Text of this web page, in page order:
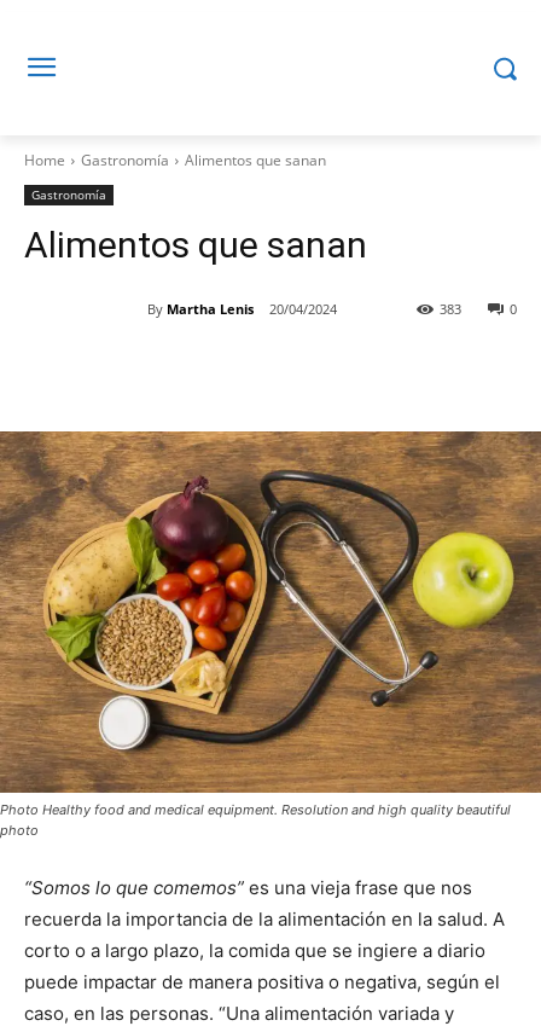
Home Gastronomía Alimentos que sanan
Gastronomía
Alimentos que sanan
By Martha Lenis 20/04/2024 0
383
Photo Healthy food and medical equipment. Resolution and high quality beautiful
photo
“Somos lo que comemos” es una vieja frase que nos
recuerda la importancia de la alimentación en la salud. A
corto o a largo plazo, la comida que se ingiere a diario
puede impactar de manera positiva o negativa, según el
caso, en las personas. “Una alimentación variada y